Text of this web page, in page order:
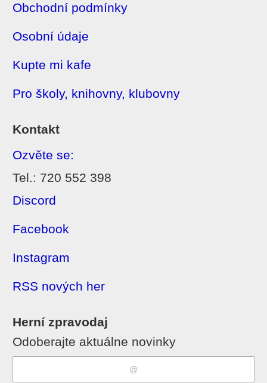
Obchodní podmínky
Osobní údaje
Kupte mi kafe
Pro školy, knihovny, klubovny
Kontakt
Ozvěte se:
Tel.: 720 552 398
Discord
Facebook
Instagram
RSS nových her
Herní zpravodaj
Odoberajte aktuálne novinky